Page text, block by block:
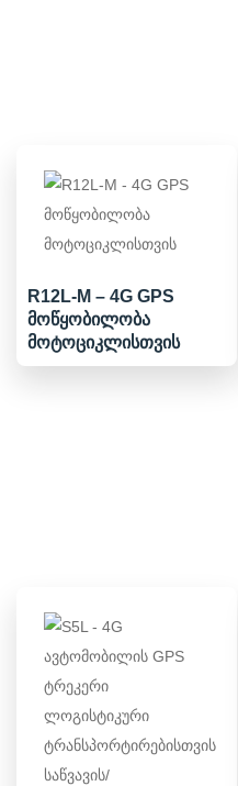
R12L-M – 4G GPS
მოწყობილობა
მოტოციკლისთვის